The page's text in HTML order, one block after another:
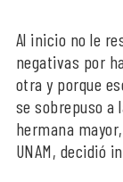
Al inicio no le
negativas por
otra y porque
se sobrepuso a
hermana
UNAM, decidió